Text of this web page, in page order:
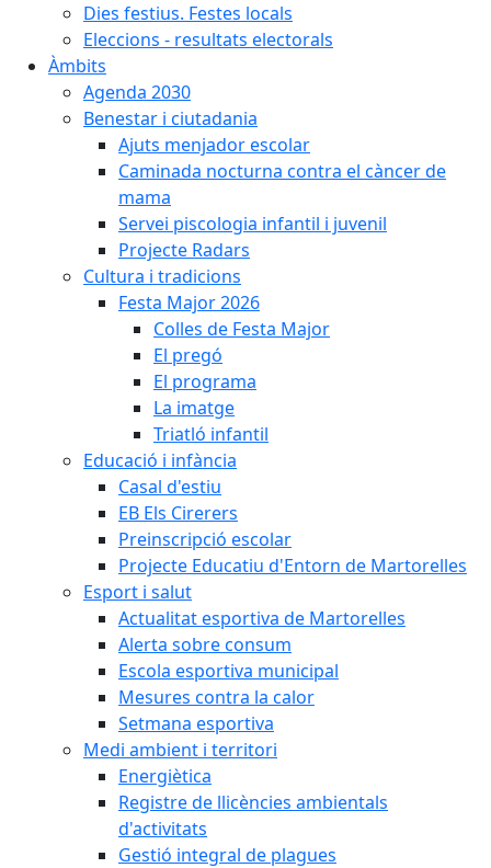
Dies festius. Festes locals
Eleccions - resultats electorals
Àmbits
Agenda 2030
Benestar i ciutadania
Ajuts menjador escolar
Caminada nocturna contra el càncer de
mama
Servei piscologia infantil i juvenil
Projecte Radars
Cultura i tradicions
Festa Major 2026
Colles de Festa Major
El pregó
El programa
La imatge
Triatló infantil
Educació i infància
Casal d'estiu
EB Els Cirerers
Preinscripció escolar
Projecte Educatiu d'Entorn de Martorelles
Esport i salut
Actualitat esportiva de Martorelles
Alerta sobre consum
Escola esportiva municipal
Mesures contra la calor
Setmana esportiva
Medi ambient i territori
Energiètica
Registre de llicències ambientals
d'activitats
Gestió integral de plagues